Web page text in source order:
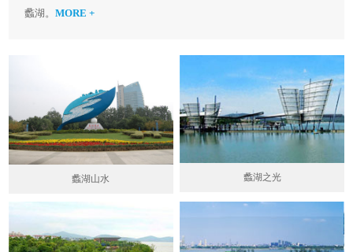
蠡湖。MORE +
蠡湖山水 蠡湖之光